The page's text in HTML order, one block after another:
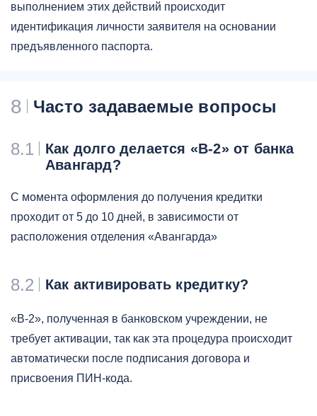
выполнением этих действий происходит
идентификация личности заявителя на основании
предъявленного паспорта.
8 Часто задаваемые вопросы
8.1
Как долго делается «B-2» от банка
Авангард?
С момента оформления до получения кредитки
проходит от 5 до 10 дней, в зависимости от
расположения отделения «Авангарда»
8.2 Как активировать кредитку?
«B-2», полученная в банковском учреждении, не
требует активации, так как эта процедура происходит
автоматически после подписания договора и
присвоения ПИН-кода.